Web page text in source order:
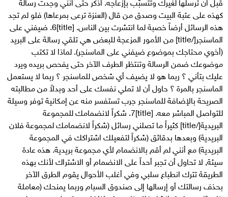
كهذه على عتبة البيت وصدق من قال (العنزة ترعى بمرعاها) فلو لم تجد
هذه الرسائل أرضاً خصبة لما انتشرت بين الناس. [title]6. ضيفني على
الماسنجر[/title] من الأمور المزعجة للبعض هي تلقي رسالة على البريد
(أخوي محتاجك بموضوع ضيفني على الماسنجر). لماذا لا تكتب
موضوعك ضمن الرسالة وتنتظر الطرف الآخر حتى يفحص بريده ويرد
عليك بتأني ؟ ربما هو لا يضيف أي شخص للماسنجر ؟ ربما لا يستعمل
الماسنجر بالمرة ؟ حاول أن لا تملي نفسك على أحد وبدلاً من مطالبته
الصريحة بالإضافة للماسنجر جرب تستفسر منه عن إمكانية توفر وسيلة
للتواصل المباشر معه. [title]7. شكراً لانضمامك للمجموعة
البريدية[/title] كثيراً ما تصلني رسائل (شكراً لانضمامك لمجموعة فلان
البريدية) وبعدها بدقائق (شكراً لتفعيلك اشتراكك في المجموعة
البريدية) مع أنني لم أقم بالانضمام لأي مجموعة بريدية. هذه عادة
سيئة, لا تحاول أن تجبر أحداً على الانضمام أو الاشتراك لأنك بهذه
الطريقة تترك انطباع سلبي وفي أغلب الأحوال يقوم الطرق الآخر
بحذف رسالتك أو إرسالها إلى صندوق السبام وربما يمنحك (معاملة